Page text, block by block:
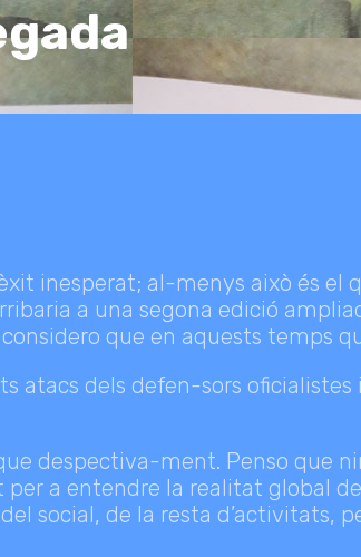
inesperat; al-menys això és el
a una segona edició
que en aquests temps
atacs dels defen-sors
despectiva-ment. Penso que
a entendre la realitat global
social, de la resta d’activitats,